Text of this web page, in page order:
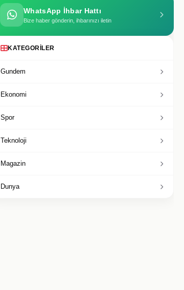
WhatsApp İhbar Hattı
Bize haber gönderin, ihbarınızı iletin
KATEGORILER
Gundem
Ekonomi
Spor
Teknoloji
Magazin
Dunya